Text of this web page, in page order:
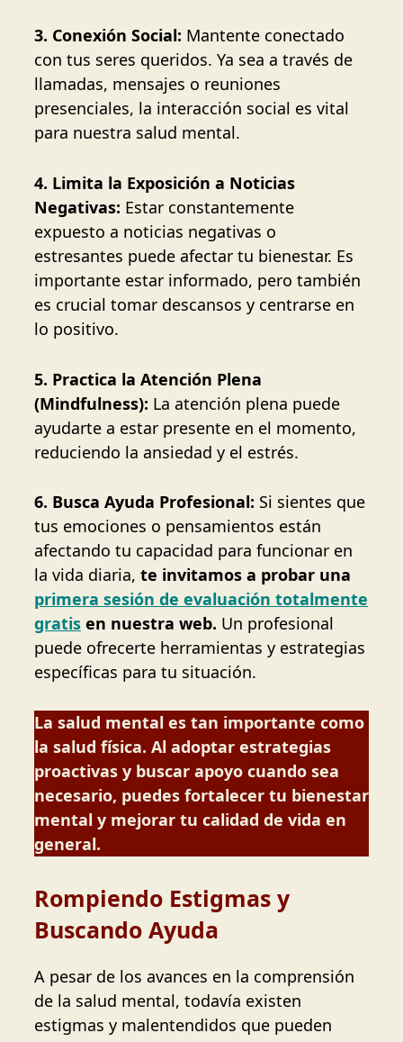
3. Conexión Social: Mantente conectado
con tus seres queridos. Ya sea a través de
llamadas, mensajes o reuniones
presenciales, la interacción social es vital
para nuestra salud mental.
4. Limita la Exposición a Noticias
Negativas: Estar constantemente
expuesto a noticias negativas o
estresantes puede afectar tu bienestar. Es
importante estar informado, pero también
es crucial tomar descansos y centrarse en
lo positivo.
5. Practica la Atención Plena
(Mindfulness): La atención plena puede
ayudarte a estar presente en el momento,
reduciendo la ansiedad y el estrés.
6. Busca Ayuda Profesional: Si sientes que
tus emociones o pensamientos están
afectando tu capacidad para funcionar en
la vida diaria, te invitamos a probar una
primera sesión de evaluación totalmente
gratis en nuestra web. Un profesional
puede ofrecerte herramientas y estrategias
específicas para tu situación.
La salud mental es tan importante como
la salud física. Al adoptar estrategias
proactivas y buscar apoyo cuando sea
necesario, puedes fortalecer tu bienestar
mental y mejorar tu calidad de vida en
general.
Rompiendo Estigmas y
Buscando Ayuda
A pesar de los avances en la comprensión
de la salud mental, todavía existen
estigmas y malentendidos que pueden